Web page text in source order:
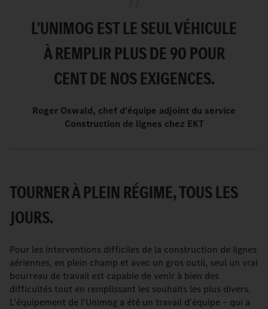
L'UNIMOG EST LE SEUL VÉHICULE
À REMPLIR PLUS DE 90 POUR
CENT DE NOS EXIGENCES.
Roger Oswald, chef d'équipe adjoint du service
Construction de lignes chez EKT
TOURNER À PLEIN RÉGIME, TOUS LES
JOURS.
Pour les interventions difficiles de la construction de lignes
aériennes, en plein champ et avec un gros outil, seul un vrai
bourreau de travail est capable de venir à bien des
difficultés tout en remplissant les souhaits les plus divers.
L'équipement de l'Unimog a été un travail d'équipe – qui a